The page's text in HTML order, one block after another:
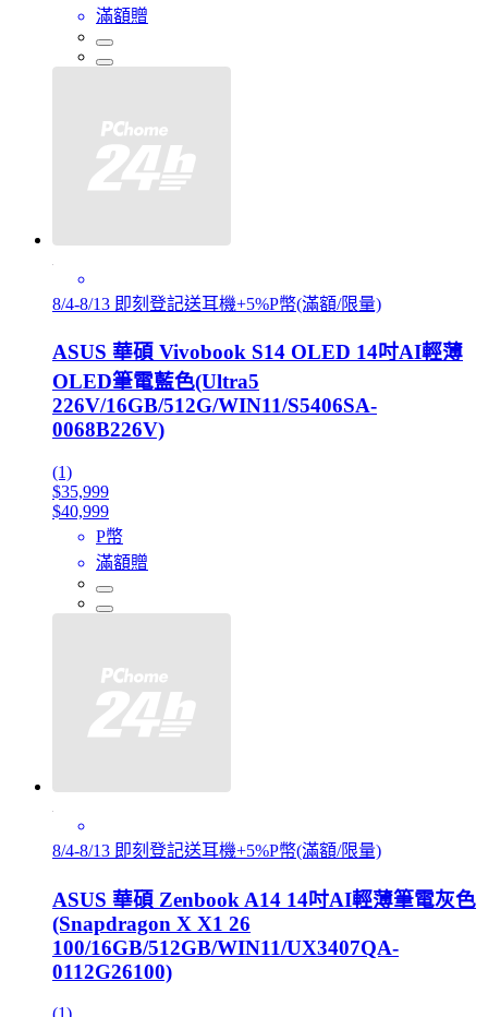
滿額贈
8/4-8/13 即刻登記送耳機+5%P幣(滿額/限量)
ASUS 華碩 Vivobook S14 OLED 14吋AI輕薄
OLED筆電藍色(Ultra5
226V/16GB/512G/WIN11/S5406SA-
0068B226V)
(1)
$35,999
$40,999
P幣
滿額贈
8/4-8/13 即刻登記送耳機+5%P幣(滿額/限量)
ASUS 華碩 Zenbook A14 14吋AI輕薄筆電灰色
(Snapdragon X X1 26
100/16GB/512GB/WIN11/UX3407QA-
0112G26100)